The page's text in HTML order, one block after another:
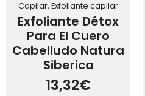
Capilar, Exfoliante capilar
Exfoliante Détox
Para El Cuero
Cabelludo Natura
Siberica
13,32€